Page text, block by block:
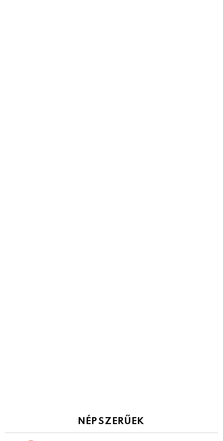
NÉPSZERŰEK